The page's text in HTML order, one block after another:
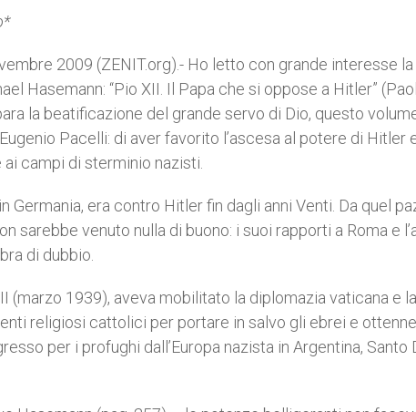
2009 (ZENIT.org).- Ho letto con grande interesse
Hasemann: “Pio XII. Il Papa che si oppose a Hitler”
la beatificazione del grande servo di Dio, questo
Pacelli: di aver favorito l’ascesa al potere di
campi di sterminio nazisti.
Germania, era contro Hitler fin dagli anni Venti. Da quel
sarebbe venuto nulla di buono: i suoi rapporti a Roma e
di dubbio.
(marzo 1939), aveva mobilitato la diplomazia vaticana e
religiosi cattolici per portare in salvo gli ebrei e
per i profughi dall’Europa nazista in Argentina,